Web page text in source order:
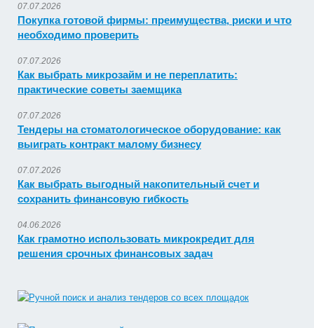
07.07.2026
Покупка готовой фирмы: преимущества, риски и что
необходимо проверить
07.07.2026
Как выбрать микрозайм и не переплатить:
практические советы заемщика
07.07.2026
Тендеры на стоматологическое оборудование: как
выиграть контракт малому бизнесу
07.07.2026
Как выбрать выгодный накопительный счет и
сохранить финансовую гибкость
04.06.2026
Как грамотно использовать микрокредит для
решения срочных финансовых задач